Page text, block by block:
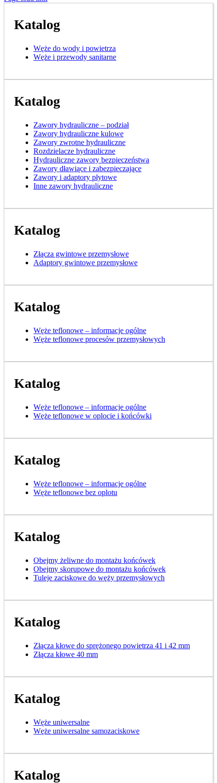
Katalog
Węże do wody i powietrza
Węże i przewody sanitarne
Katalog
Zawory hydrauliczne – podział
Zawory hydrauliczne kulowe
Zawory zwrotne hydrauliczne
Rozdzielacze hydrauliczne
Hydrauliczne zawory bezpieczeństwa
Zawory dławiące i zabezpieczające
Zawory i adaptory płytowe
Inne zawory hydrauliczne
Katalog
Złącza gwintowe przemysłowe
Adaptory gwintowe przemysłowe
Katalog
Węże teflonowe – informacje ogólne
Węże teflonowe procesów przemysłowych
Katalog
Węże teflonowe – informacje ogólne
Węże teflonowe w oplocie i końcówki
Katalog
Węże teflonowe – informacje ogólne
Węże teflonowe bez oplotu
Katalog
Obejmy żeliwne do montażu końcówek
Obejmy skorupowe do montażu końcówek
Tuleje zaciskowe do węży przemysłowych
Katalog
Złącza kłowe do sprężonego powietrza 41 i 42 mm
Złącza kłowe 40 mm
Katalog
Węże uniwersalne
Węże uniwersalne samozaciskowe
Katalog